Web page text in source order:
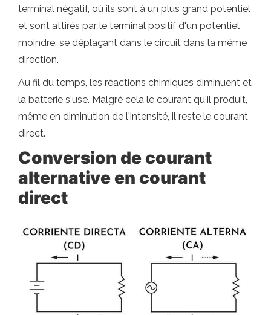
terminal négatif, où ils sont à un plus grand potentiel
et sont attirés par le terminal positif d'un potentiel
moindre, se déplaçant dans le circuit dans la même
direction.
Au fil du temps, les réactions chimiques diminuent et
la batterie s'use. Malgré cela le courant qu'il produit,
même en diminution de l'intensité, il reste le courant
direct.
Conversion de courant
alternative en courant
direct